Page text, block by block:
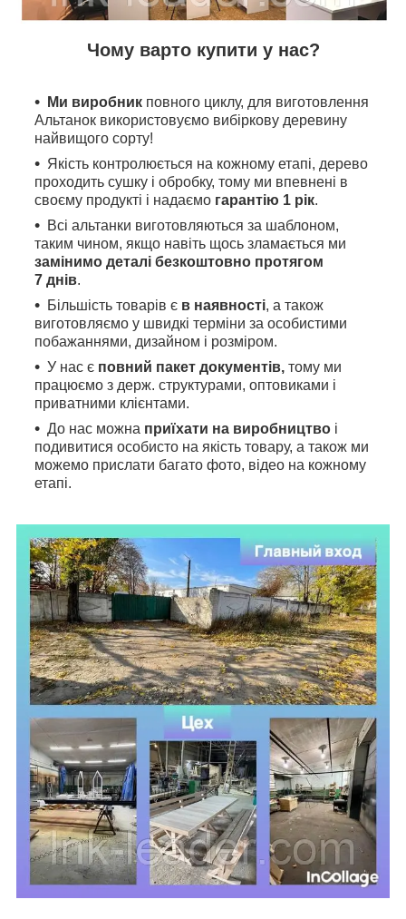
Чому варто купити у нас?
Ми виробник повного циклу, для виготовлення
Альтанок використовуємо вибіркову деревину
найвищого сорту!
Якість контролюється на кожному етапі, дерево
проходить сушку і обробку, тому ми впевнені в
своєму продукті і надаємо гарантію 1 рік.
Всі альтанки виготовляються за шаблоном,
таким чином, якщо навіть щось зламається ми
замінимо деталі безкоштовно протягом
7 днів.
Більшість товарів є в наявності, а також
виготовляємо у швидкі терміни за особистими
побажаннями, дизайном і розміром.
У нас є повний пакет документів, тому ми
працюємо з держ. структурами, оптовиками і
приватними клієнтами.
До нас можна приїхати на виробництво і
подивитися особисто на якість товару, а також ми
можемо прислати багато фото, відео на кожному
етапі.